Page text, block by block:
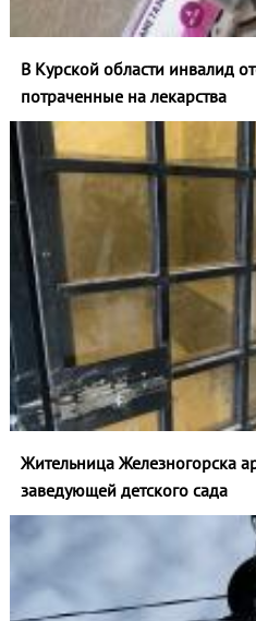
В Курской области инвалид
потраченные на лекарства
Жительница Железногорска
заведующей детского сада